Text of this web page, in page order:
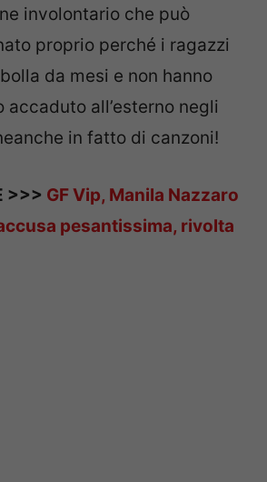
involontario che può
proprio perché i ragazzi
da mesi e non hanno
accaduto all’esterno negli
in fatto di canzoni!
>>> GF Vip, Manila Nazzaro
pesantissima, rivolta